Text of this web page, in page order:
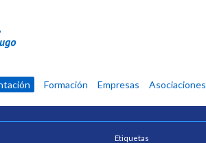
Formación Empresas Asociaciones
Etiquetas